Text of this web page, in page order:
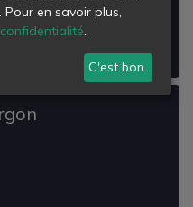
en savoir plus,
.
C'est bon.